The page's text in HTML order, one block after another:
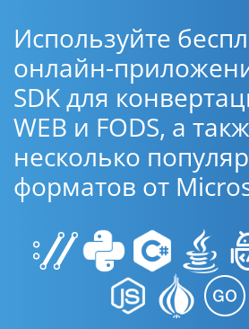
Используйте
онлайн-
SDK для
WEB и FODS, а
несколько
форматов от